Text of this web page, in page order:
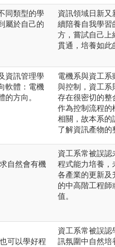
同類型的學
屬於自己的
資訊領域日新又
續陪養自我學習
方，嘗試自己上
貫通，培養如此
資訊管理學
軟體：電機
方向。
電機系與資工系
與控制，資工系
存在很密切的整
作為控制流程的
相關，故本系的
了解資訊產物的
自然會有機
資工系常被誤認
程式能力培養，
各產業的更新及
的中高階工程師
值。
可以學好程
資工系常被誤認
訊氛圍中自然培